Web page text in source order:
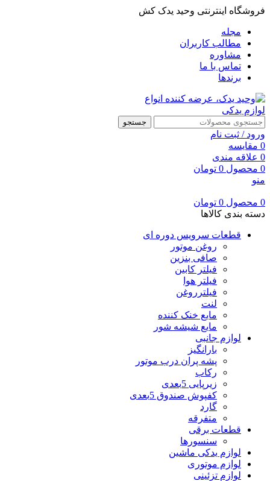
فروشگاه اینترنتی وحید یدک کش
مجله
مطالب کاربران
مشاوره
تماس با ما
برندها
جستجو
ورود / ثبت نام
0 مقایسه
0 علاقه مندی
0 محصول 0 تومان
منو
0 محصول 0 تومان
دسته بندی کالاها
قطعات سرویس دوره ای
روغن موتور
صافی بنزین
فیلتر کابین
فیلتر هوا
فیلترروغن
لنت
مایع خنک کننده
مایع شیشه شور
لوازم جانبی
بارانگیز
پشه پران درب موتور
رکاب
زیرپایی 5بعدی
کفپوش صندوق 5بعدی
گارد
متفرقه
قطعات برقی
سنسورها
لوازم یدکی ماشین
لوازم موتوری
لوازم تزئینی